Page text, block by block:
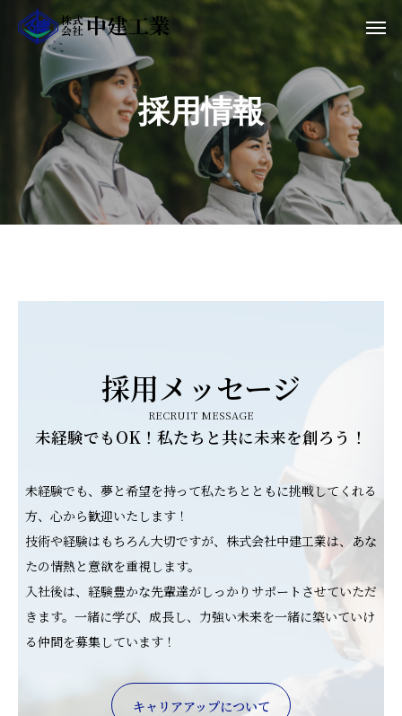
採用情報
採用メッセージ
RECRUIT MESSAGE
未経験でもOK！私たちと共に未来を創ろう！
未経験でも、夢と希望を持って私たちとともに挑戦してくれる
方、心から歓迎いたします！
技術や経験はもちろん大切ですが、株式会社中建工業は、あな
たの情熱と意欲を重視します。
入社後は、経験豊かな先輩達がしっかりサポートさせていただ
きます。一緒に学び、成長し、力強い未来を一緒に築いていけ
る仲間を募集しています！
キャリアアップについて